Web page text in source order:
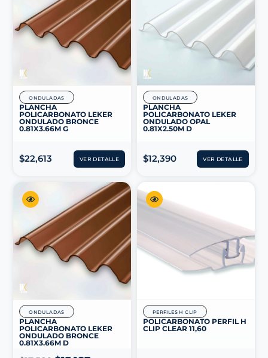
ONDULADAS
PLANCHA
POLICARBONATO LEKER
ONDULADO BRONCE
0.81X3.66M G
$22,613 VER DETALLE
ONDULADAS
PLANCHA
POLICARBONATO LEKER
ONDULADO OPAL
0.81X2.50M D
$12,390 VER DETALLE
ONDULADAS
PLANCHA
POLICARBONATO LEKER
ONDULADO BRONCE
0.81X3.66M D
PERFILES H CLIP
POLICARBONATO PERFIL H
CLIP CLEAR 11,60